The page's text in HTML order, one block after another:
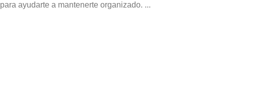
para ayudarte a mantenerte organizado.